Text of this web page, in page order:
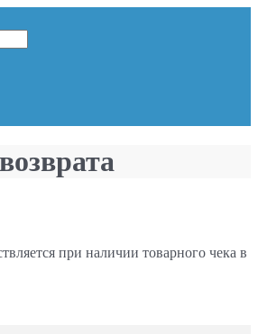
при наличии товарного чека в